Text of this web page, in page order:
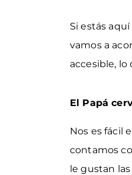
Si estás
vamos a
accesible,
El Papá
Nos es fácil
contamos
le gustan